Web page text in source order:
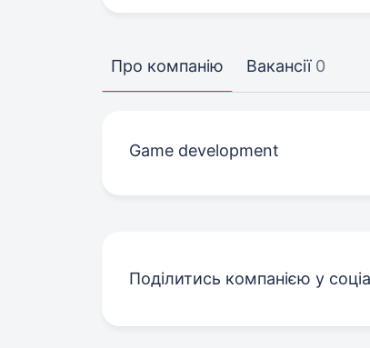
Про компанію Вакансії 0
Game development
Поділитись компанією у